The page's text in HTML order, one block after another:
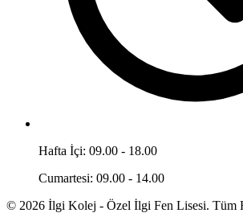
Hafta İçi: 09.00 - 18.00
Cumartesi: 09.00 - 14.00
© 2026 İlgi Kolej - Özel İlgi Fen Lisesi. Tüm